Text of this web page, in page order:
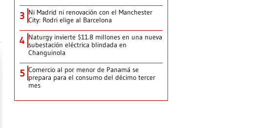
3 Ni Madrid ni renovación con el Manchester
City: Rodri elige al Barcelona
4 Naturgy invierte $11.8 millones en una nueva
subestación eléctrica blindada en
Changuinola
5 Comercio al por menor de Panamá se
prepara para el consumo del décimo tercer
mes